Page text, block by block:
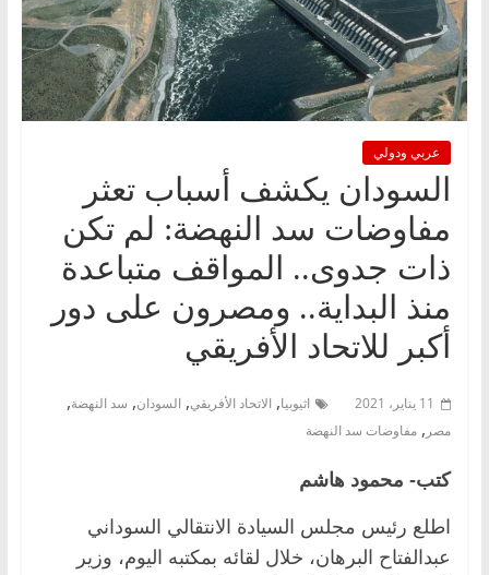
عربي ودولي
السودان يكشف أسباب تعثر
مفاوضات سد النهضة: لم تكن
ذات جدوى.. المواقف متباعدة
منذ البداية.. ومصرون على دور
أكبر للاتحاد الأفريقي
11 يناير، 2021 اثيوبيا, الاتحاد الأفريقي, السودان, سد النهضة,
مصر , مفاوضات سد النهضة
كتب- محمود هاشم
اطلع رئيس مجلس السيادة الانتقالي السوداني
عبدالفتاح البرهان، خلال لقائه بمكتبه اليوم، وزير